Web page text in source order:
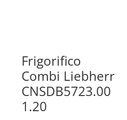
Frigorifico
Combi Liebherr
CNSDB5723.00
1.20